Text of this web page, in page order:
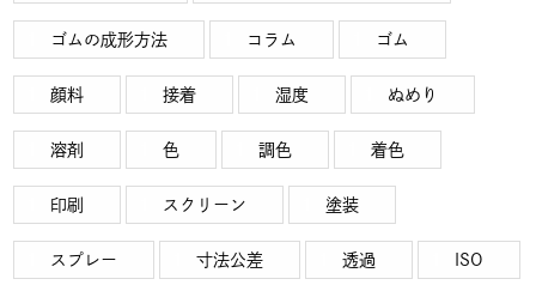
ゴムの成形方法 コラム ゴム
顔料 接着 湿度 ぬめり
溶剤 色 調色 着色
印刷 スクリーン 塗装
スプレー 寸法公差 透過 ISO